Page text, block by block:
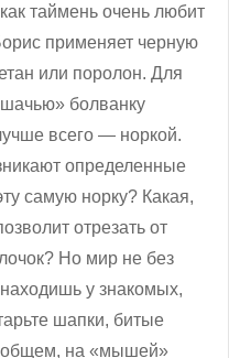
таймень очень любит
применяет черную
или поролон. Для
болванку
всего — норкой.
определенные
самую норку? Какая,
отрезать от
Но мир не без
у знакомых,
шапки, битые
общем, на «мышей»